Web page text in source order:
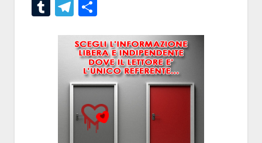
TumblrTelegram